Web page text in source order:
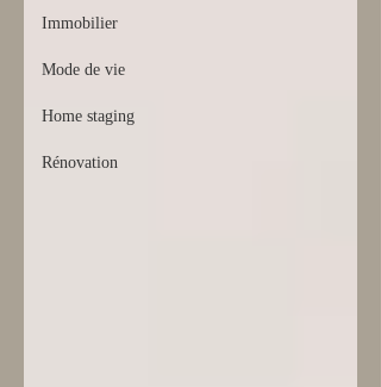
Immobilier
Mode de vie
Home staging
Rénovation